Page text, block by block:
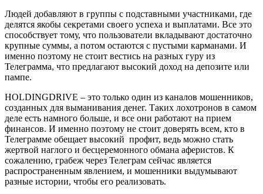
Людей добавляют в группы с подставными участниками, где
делятся якобы секретами своего успеха и выплатами. Все это
способствует тому, что пользователи вкладывают достаточно
крупные суммы, а потом остаются с пустыми карманами. И
именно поэтому не стоит вестись на разных гуру из
Телеграмма, что предлагают высокий доход на депозите или
пампе.
HOLDINGDRIVE – это только один из каналов мошенников,
созданных для выманивания денег. Таких лохотронов в самом
деле есть намного больше, и все они работают на прием
финансов. И именно поэтому не стоит доверять всем, кто в
Телеграмме обещает высокий профит, ведь можно стать
жертвой наглого и бесцеремонного обмана аферистов. К
сожалению, грабеж через Телеграм сейчас является
распространенным явлением, и мошенники выдумывают
разные истории, чтобы его реализовать.